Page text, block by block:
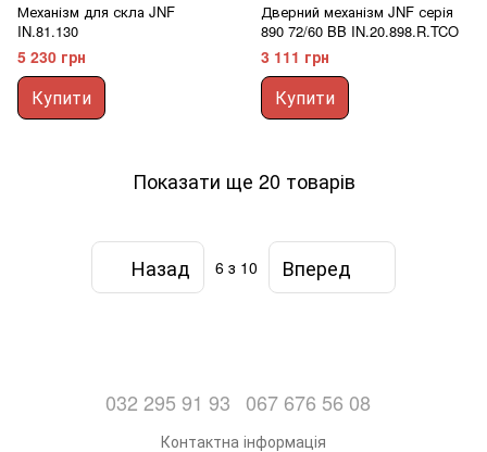
Механізм для скла JNF
IN.81.130
5 230 грн
Купити
Дверний механізм JNF серія
890 72/60 BB IN.20.898.R.TCO
3 111 грн
Купити
Показати ще 20 товарів
Назад 6 з 10 Вперед
032 295 91 93 067 676 56 08
Контактна інформація